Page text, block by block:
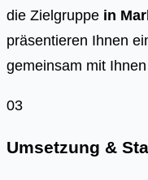
die Zielgruppe in
präsentieren Ihnen
gemeinsam mit
03
Umsetzung &